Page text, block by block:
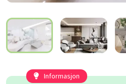
Informasjon